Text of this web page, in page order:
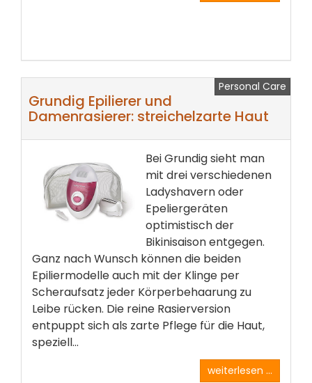
Personal Care
Grundig Epilierer und
Damenrasierer: streichelzarte Haut
Bei Grundig sieht man
mit drei verschiedenen
Ladyshavern oder
Epeliergeräten
optimistisch der
Bikinisaison entgegen.
Ganz nach Wunsch können die beiden
Epiliermodelle auch mit der Klinge per
Scheraufsatz jeder Körperbehaarung zu
Leibe rücken. Die reine Rasierversion
entpuppt sich als zarte Pflege für die Haut,
speziell...
weiterlesen ...